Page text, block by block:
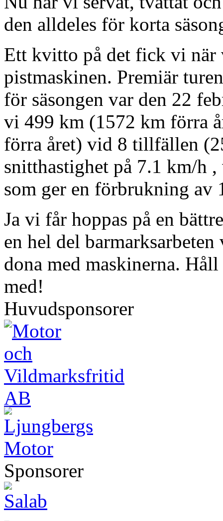
den alldeles för korta
Ett kvitto på det fick vi när
pistmaskinen. Premiär
för säsongen var den 22
vi 499 km (1572 km förra
förra året) vid 8 tillfällen
snitthastighet på 7.1 km/h
som ger en förbrukning
Ja vi får hoppas på en
en hel del
dona med maskinerna.
med!
Huvudsponsorer
Sponsorer